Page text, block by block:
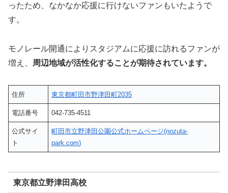
ったため、なかなか応援に行けないファンもいたようで
す。
モノレール開通によりスタジアムに応援に訪れるファンが
増え、
周辺地域が活性化することが期待されています。
住所 東京都町田市野津田町2035
電話番号 042-735-4511
公式サイ
ト
町田市立野津田公園公式ホームページ(nozuta-
park.com)
東京都立野津田高校